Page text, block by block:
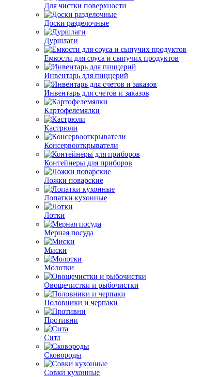
Для чистки поверхности
Доски разделочные
Дуршлаги
Емкости для соуса и сыпучих продуктов
Инвентарь для пиццерий
Инвентарь для счетов и заказов
Картофелемялки
Кастрюли
Консервооткрыватели
Контейнеры для приборов
Ложки поварские
Лопатки кухонные
Лотки
Мерная посуда
Миски
Молотки
Овощечистки и рыбочистки
Половники и черпаки
Противни
Сита
Сковороды
Совки кухонные